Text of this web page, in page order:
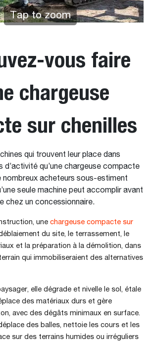
Tap to zoom
vous faire
chargeuse
sur chenilles
qui trouvent leur place dans
d’activité qu’une chargeuse compacte
nombreux acheteurs sous-estiment
seule machine peut accomplir avant
chez un concessionnaire.
une chargeuse compacte sur
du site, le terrassement, le
et la préparation à la démolition, dans
qui immobiliseraient des alternatives
elle dégrade et nivelle le sol, étale
des matériaux durs et gère
avec des dégâts minimaux en surface.
des balles, nettoie les cours et les
sur des terrains humides ou irréguliers